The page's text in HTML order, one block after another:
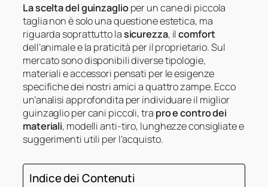
La scelta del guinzaglioper un cane di piccola
taglia non è solo una questione estetica, ma
riguarda soprattutto lasicurezza, ilcomfort
dell’animale e la praticità per il proprietario. Sul
mercato sono disponibili diverse tipologie,
materiali e accessori pensati per le esigenze
specifiche dei nostri amici a quattro zampe. Ecco
un’analisi approfondita per individuare il miglior
guinzaglio per cani piccoli, tra pro e contro dei
materiali, modelli anti-tiro, lunghezze consigliate e
suggerimenti utili per l’acquisto.
Indice dei Contenuti